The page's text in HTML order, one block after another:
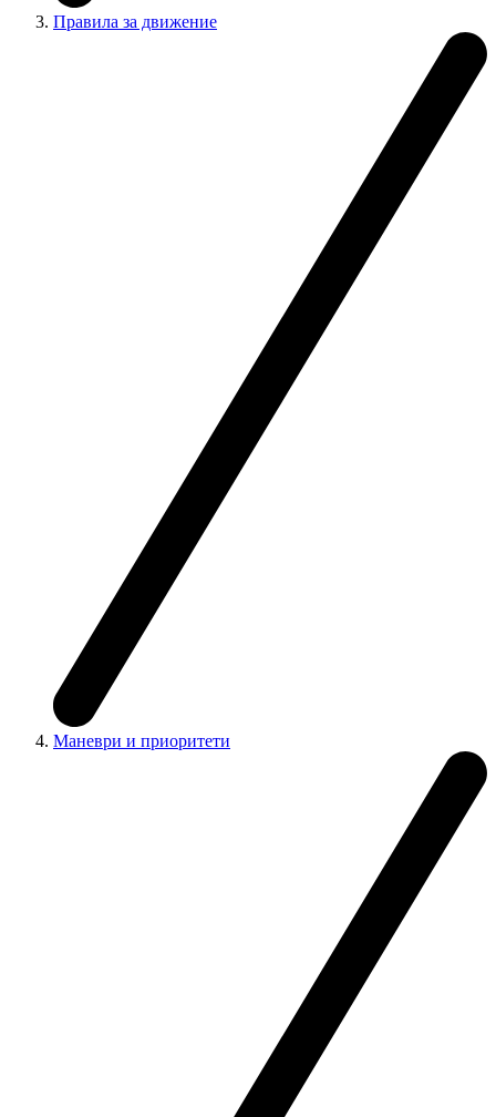
Правила за движение
Маневри и приоритети